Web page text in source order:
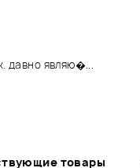
давно являю�...
товары